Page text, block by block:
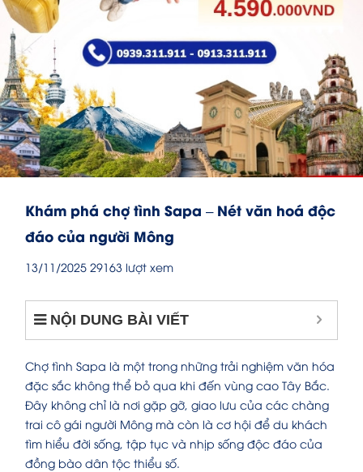
Khám phá chợ tình Sapa – Nét văn hoá độc
đáo của người Mông
13/11/2025 29163 lượt xem
NỘI DUNG BÀI VIẾT
Chợ tình Sapa là một trong những trải nghiệm văn hóa
đặc sắc không thể bỏ qua khi đến vùng cao Tây Bắc.
Đây không chỉ là nơi gặp gỡ, giao lưu của các chàng
trai cô gái người Mông mà còn là cơ hội để du khách
tìm hiểu đời sống, tập tục và nhịp sống độc đáo của
đồng bào dân tộc thiểu số.